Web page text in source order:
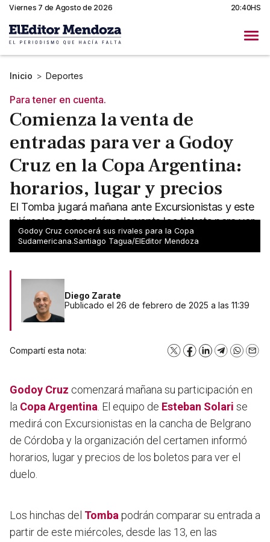
Viernes 7 de Agosto de 2026 20:40HS
Inicio > Deportes
Para tener en cuenta.
Comienza la venta de
entradas para ver a Godoy
Cruz en la Copa Argentina:
horarios, lugar y precios
El Tomba jugará mañana ante Excursionistas y este
miércoles se pondrán a la venta los tickets para ver
el duelo que se disputará en Córdoba.
Godoy Cruz conocerá sus rivales para la Copa
Sudamericana.Santiago Tagua/ElEditor Mendoza
Diego Zarate
Publicado el 26 de febrero de 2025 a las 11:39
Compartí esta nota: X Facebook
LinkedInTelegram
Godoy Cruz comenzará mañana su participación en
la Copa Argentina . El equipo de Esteban Solari se
medirá con Excursionistas en la cancha de Belgrano
de Córdoba y la organización del certamen informó
horarios, lugar y precios de los boletos para ver el
duelo.
Los hinchas del Tomba podrán comparar su entrada a
partir de este miércoles, desde las 13, en las